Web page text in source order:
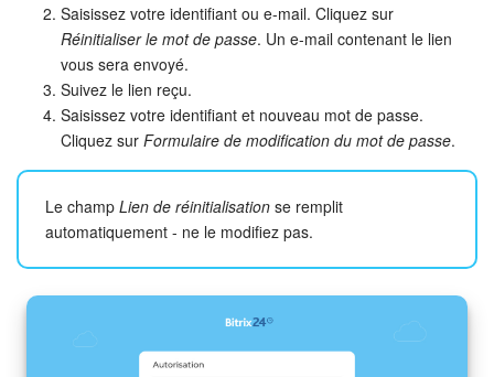
Saisissez votre identifiant ou e-mail. Cliquez sur
Réinitialiser le mot de passe. Un e-mail contenant le lien
vous sera envoyé.
Suivez le lien reçu.
Saisissez votre identifiant et nouveau mot de passe.
Cliquez sur Formulaire de modification du mot de passe.
Le champ Lien de réinitialisation se remplit
automatiquement - ne le modifiez pas.